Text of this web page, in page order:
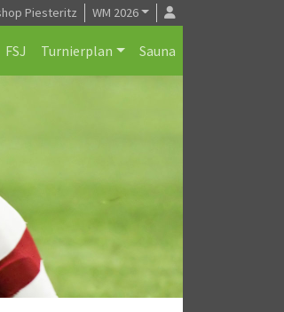
Piesteritz WM 2026
FSJ Turnierplan Sauna